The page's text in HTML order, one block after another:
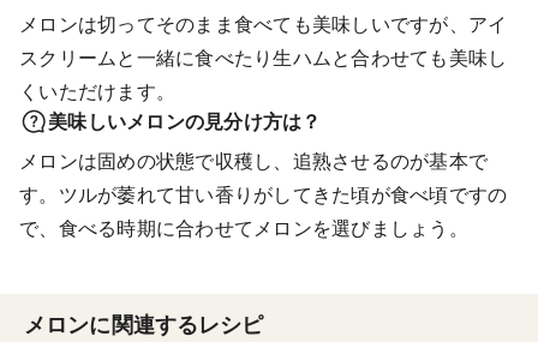
メロンは切ってそのまま食べても美味しいですが、アイ
スクリームと一緒に食べたり生ハムと合わせても美味し
くいただけます。
美味しいメロンの見分け方は？
メロンは固めの状態で収穫し、追熟させるのが基本で
す。ツルが萎れて甘い香りがしてきた頃が食べ頃ですの
で、食べる時期に合わせてメロンを選びましょう。
メロンに関連するレシピ